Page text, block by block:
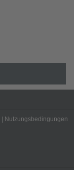
Nutzungsbedingungen